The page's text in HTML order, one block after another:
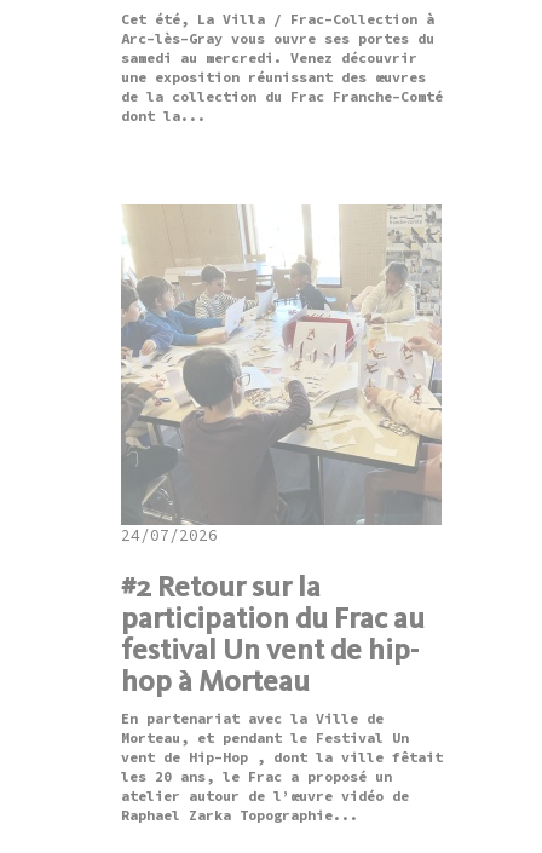
Cet été, La Villa / Frac-Collection à
Arc-lès-Gray vous ouvre ses portes du
samedi au mercredi. Venez découvrir
une exposition réunissant des œuvres
de la collection du Frac Franche-Comté
dont la...
24/07/2026
#2 Retour sur la
participation du Frac au
festival Un vent de hip-
hop à Morteau
En partenariat avec la Ville de
Morteau, et pendant le Festival Un
vent de Hip-Hop , dont la ville fêtait
les 20 ans, le Frac a proposé un
atelier autour de l’œuvre vidéo de
Raphael Zarka Topographie...